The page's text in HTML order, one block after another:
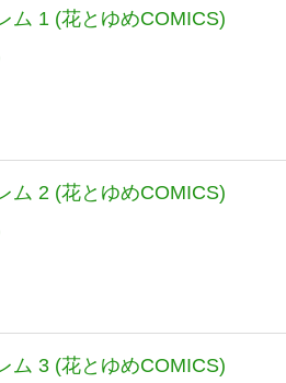
ム 1 (花とゆめCOMICS)
ム 2 (花とゆめCOMICS)
ム 3 (花とゆめCOMICS)